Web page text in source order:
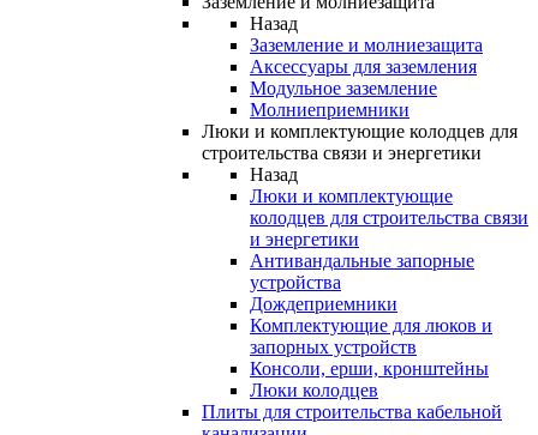
Назад
Заземление и молниезащита
Аксессуары для заземления
Модульное заземление
Молниеприемники
Люки и комплектующие колодцев для
строительства связи и энергетики
Назад
Люки и комплектующие
колодцев для строительства связи
и энергетики
Антивандальные запорные
устройства
Дождеприемники
Комплектующие для люков и
запорных устройств
Консоли, ерши, кронштейны
Люки колодцев
Плиты для строительства кабельной